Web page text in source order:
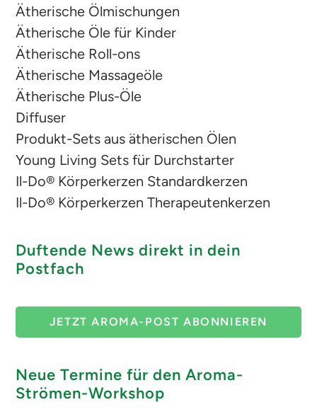
Ätherische Ölmischungen
Ätherische Öle für Kinder
Ätherische Roll-ons
Ätherische Massageöle
Ätherische Plus-Öle
Diffuser
Produkt-Sets aus ätherischen Ölen
Young Living Sets für Durchstarter
Il-Do® Körperkerzen Standardkerzen
Il-Do® Körperkerzen Therapeutenkerzen
Duftende News direkt in dein
Postfach
JETZT AROMA-POST ABONNIEREN
Neue Termine für den Aroma-
Strömen-Workshop